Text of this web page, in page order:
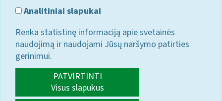
Analitiniai slapukai
Renka statistinę informaciją apie svetainės
naudojimą ir naudojami Jūsų naršymo patirties
gerinimui.
PATVIRTINTI
Visus slapukus